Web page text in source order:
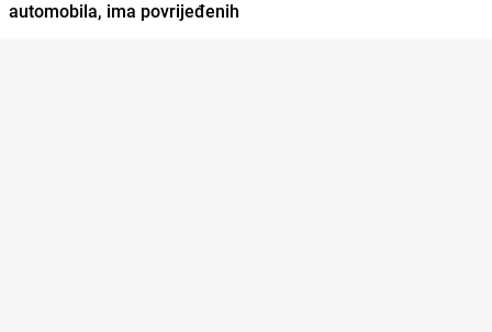
automobila, ima povrijeđenih